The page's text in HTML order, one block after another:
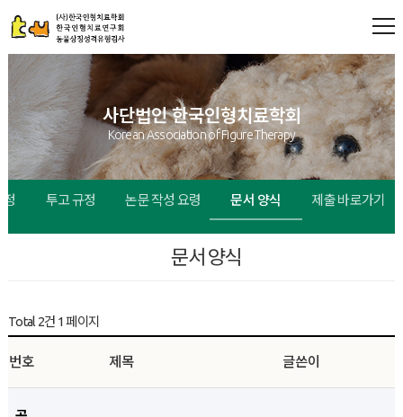
사단법인 한국인형치료학회
Korean Association of Figure Therapy
정 투고 규정 논문 작성 요령 문서 양식 제출 바로가기
문서 양식
Total 2건 1 페이지
번호 제목 글쓴이